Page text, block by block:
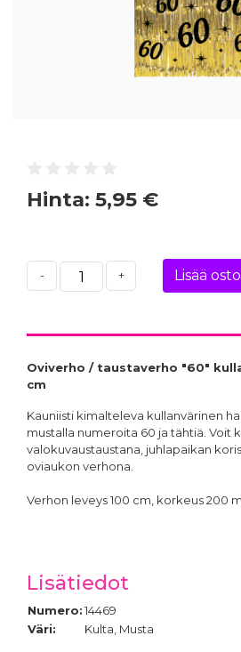
Hinta: 5,95 €
- + Lisää
Oviverho / taustaverho "60"
cm
Kauniisti kimalteleva kullanvärinen
mustalla numeroita 60 ja tähtiä. Voit
valokuvaustaustana, juhlapaikan
oviaukon verhona.
Verhon leveys 100 cm, korkeus 200 m.
Lisätiedot
Numero:14469
Väri:
Kulta, Musta